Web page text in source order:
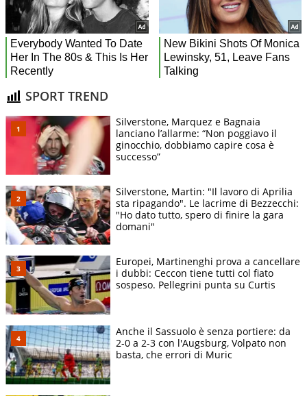
SPORT TREND
Silverstone, Marquez e Bagnaia
lanciano l’allarme: “Non poggiavo il
ginocchio, dobbiamo capire cosa è
successo”
Silverstone, Martin: "Il lavoro di Aprilia
sta ripagando". Le lacrime di Bezzecchi:
"Ho dato tutto, spero di finire la gara
domani"
Europei, Martinenghi prova a cancellare
i dubbi: Ceccon tiene tutti col fiato
sospeso. Pellegrini punta su Curtis
Anche il Sassuolo è senza portiere: da
2-0 a 2-3 con l'Augsburg, Volpato non
basta, che errori di Muric